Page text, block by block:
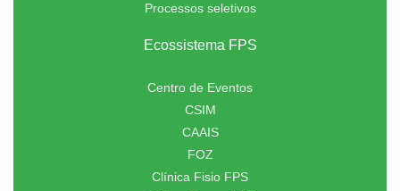
Processos seletivos
Ecossistema FPS
Centro de Eventos
CSIM
CAAIS
FOZ
Clínica Fisio FPS